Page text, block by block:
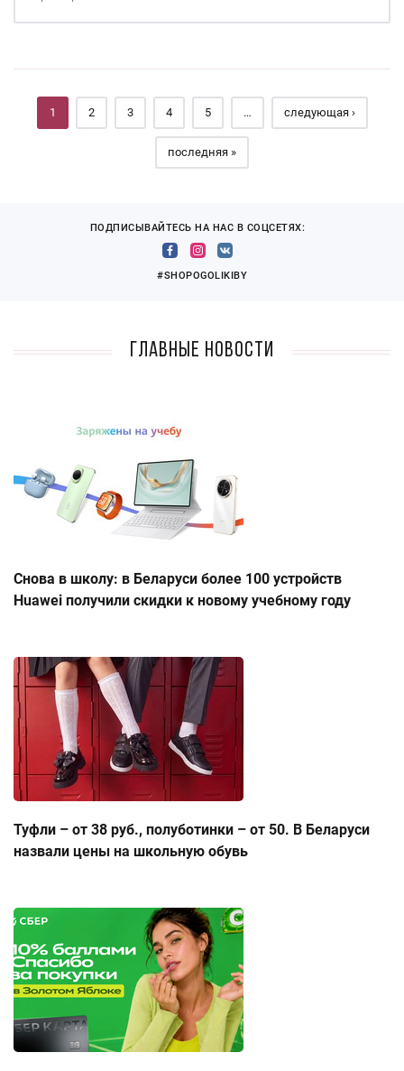
Страницы
1 2 3 4 5 … следующая ›
последняя »
ПОДПИСЫВАЙТЕСЬ НА НАС В СОЦСЕТЯХ:
#SHOPOGOLIKIBY
Главные новости
Снова в школу: в Беларуси более 100 устройств
Huawei получили скидки к новому учебному году
Туфли – от 38 руб., полуботинки – от 50. В Беларуси
назвали цены на школьную обувь